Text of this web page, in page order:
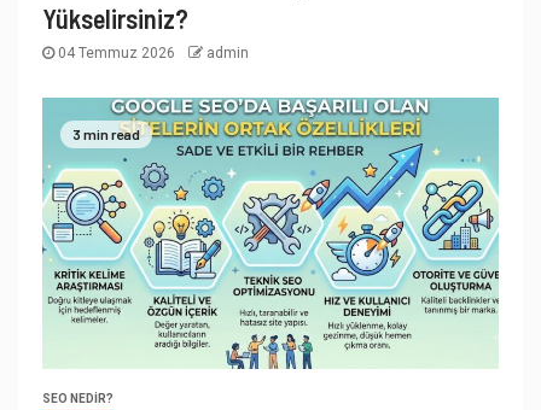
Yükselirsiniz?
04 Temmuz 2026 admin
3 min read
SEO NEDIR?